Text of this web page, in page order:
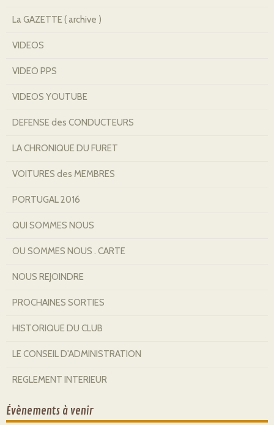
La GAZETTE ( archive )
VIDEOS
VIDEO PPS
VIDEOS YOUTUBE
DEFENSE des CONDUCTEURS
LA CHRONIQUE DU FURET
VOITURES des MEMBRES
PORTUGAL 2016
QUI SOMMES NOUS
OU SOMMES NOUS . CARTE
NOUS REJOINDRE
PROCHAINES SORTIES
HISTORIQUE DU CLUB
LE CONSEIL D'ADMINISTRATION
REGLEMENT INTERIEUR
Évènements à venir